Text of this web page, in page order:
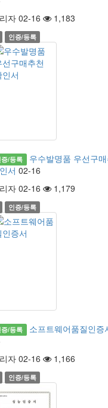
자 02-16
1,183
인증/등록
/등록
우수발명품 우선구
서 02-16
자 02-16
1,179
인증/등록
/등록 소프트웨어품질인증
자 02-16
1,166
인증/등록